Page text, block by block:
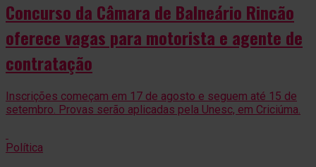
Concurso da Câmara de Balneário Rincão
oferece vagas para motorista e agente de
contratação
Inscrições começam em 17 de agosto e seguem até 15 de
setembro. Provas serão aplicadas pela Unesc, em Criciúma.
Política